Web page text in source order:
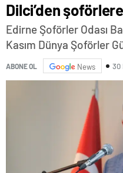
Dilci’den
Edirne Şoförler Odası
Kasım Dünya Şoförler
ABONE OL News 30